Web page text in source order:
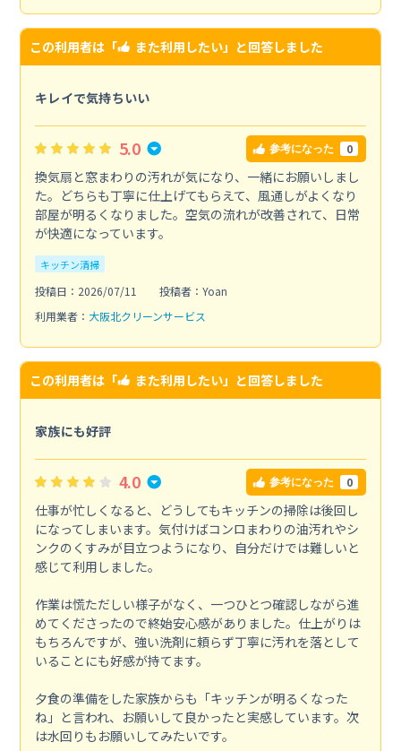
この利用者は「 また利用したい」と回答しました
キレイで気持ちいい
5.0 参考になった 0
換気扇と窓まわりの汚れが気になり、一緒にお願いしまし
た。どちらも丁寧に仕上げてもらえて、風通しがよくなり
部屋が明るくなりました。空気の流れが改善されて、日常
が快適になっています。
キッチン清掃
投稿日：2026/07/11
投稿者：Yoan
利用業者： 大阪北クリーンサービス
この利用者は「 また利用したい」と回答しました
家族にも好評
4.0 参考になった 0
仕事が忙しくなると、どうしてもキッチンの掃除は後回し
になってしまいます。気付けばコンロまわりの油汚れやシ
ンクのくすみが目立つようになり、自分だけでは難しいと
感じて利用しました。
作業は慌ただしい様子がなく、一つひとつ確認しながら進
めてくださったので終始安心感がありました。仕上がりは
もちろんですが、強い洗剤に頼らず丁寧に汚れを落として
いることにも好感が持てます。
夕食の準備をした家族からも「キッチンが明るくなった
ね」と言われ、お願いして良かったと実感しています。次
は水回りもお願いしてみたいです。